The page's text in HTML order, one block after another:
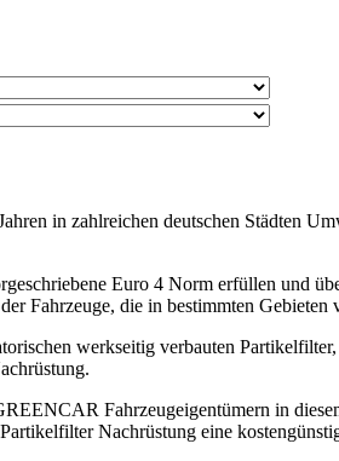
in zahlreichen deutschen Städten
Euro 4 Norm erfüllen und
Fahrzeuge, die in bestimmten
werkseitig verbauten
Fahrzeugeigentümern in
Nachrüstung eine